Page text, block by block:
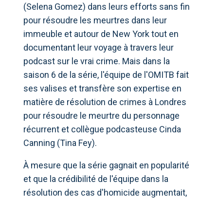
(Selena Gomez) dans leurs efforts sans fin
pour résoudre les meurtres dans leur
immeuble et autour de New York tout en
documentant leur voyage à travers leur
podcast sur le vrai crime. Mais dans la
saison 6 de la série, l'équipe de l'OMITB fait
ses valises et transfère son expertise en
matière de résolution de crimes à Londres
pour résoudre le meurtre du personnage
récurrent et collègue podcasteuse Cinda
Canning (Tina Fey).
À mesure que la série gagnait en popularité
et que la crédibilité de l'équipe dans la
résolution des cas d'homicide augmentait,